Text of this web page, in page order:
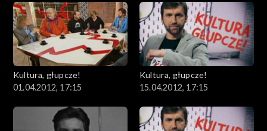
Kultura, głupcze!
01.04.2012, 17:15
Kultura, głupcze!
15.04.2012, 17:15